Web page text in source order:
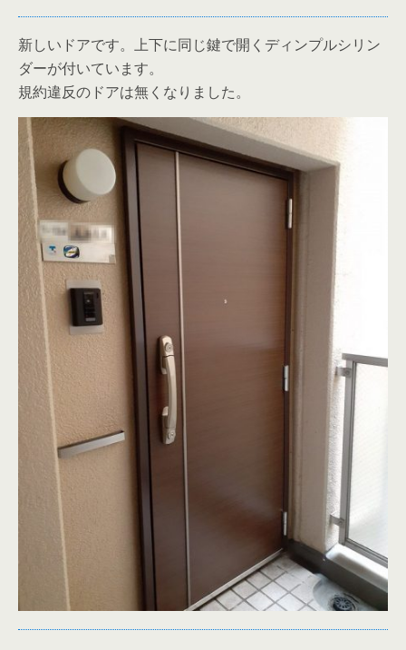
新しいドアです。上下に同じ鍵で開くディンプルシリン
ダーが付いています。
規約違反のドアは無くなりました。